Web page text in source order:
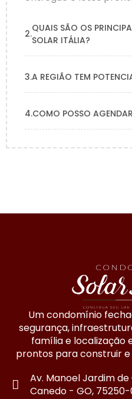
QUAIS SÃO OS
SOLAR ITÁLIA?
A REGIÃO TEM
COMO POSSO
Um condomínio
segurança,
família e localização
prontos para construir
Av. Manoel Jardim de
Canedo - GO, 75250-